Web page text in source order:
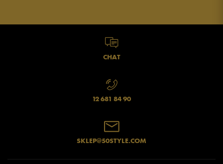
CHAT
12 681 84 90
SKLEP@50STYLE.COM